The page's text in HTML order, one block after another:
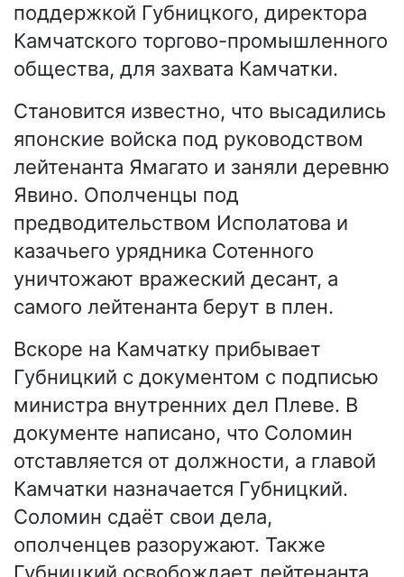
поддержкой Губницкого, директора
Камчатского торгово-промышленного
общества, для захвата Камчатки.
Становится известно, что высадились
японские войска под руководством
лейтенанта Ямагато и заняли деревню
Явино. Ополченцы под
предводительством Исполатова и
казачьего урядника Сотенного
уничтожают вражеский десант, а
самого лейтенанта берут в плен.
Вскоре на Камчатку прибывает
Губницкий с документом с подписью
министра внутренних дел Плеве. В
документе написано, что Соломин
отставляется от должности, а главой
Камчатки назначается Губницкий.
Соломин сдаёт свои дела,
ополченцев разоружают. Также